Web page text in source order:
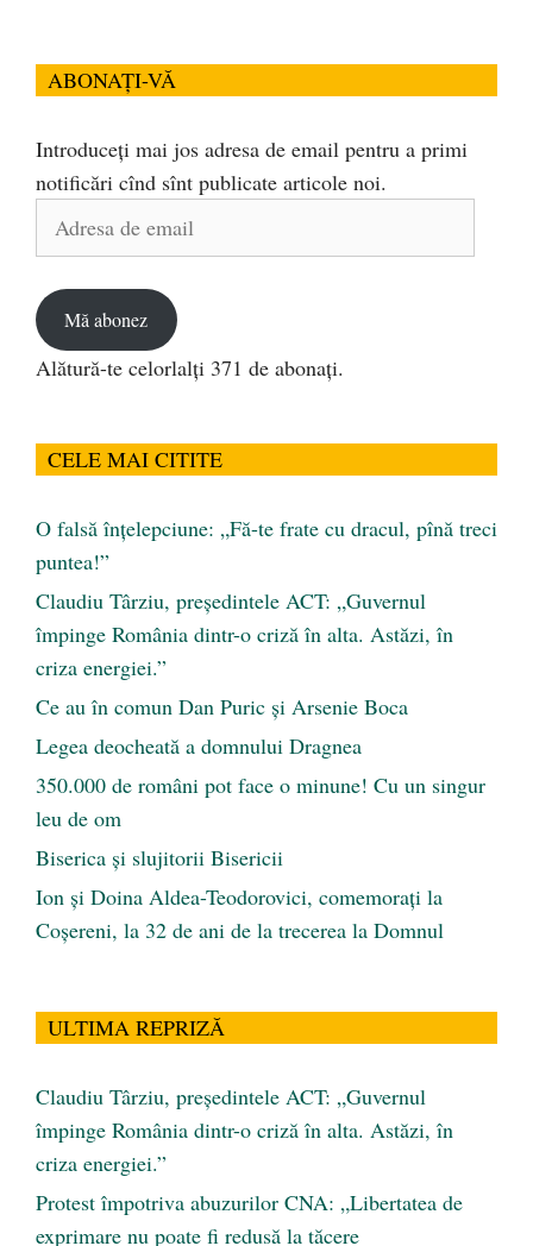
ABONAȚI-VĂ
Introduceți mai jos adresa de email pentru a primi
notificări cînd sînt publicate articole noi.
Adresa
Mă abonez
Alătură-te celorlalți 371 de abonați.
CELE MAI CITITE
O falsă înțelepciune: „Fă-te frate cu dracul, pînă treci
puntea!”
Claudiu Târziu, președintele ACT: „Guvernul
împinge România dintr-o criză în alta. Astăzi, în
criza energiei.”
Ce au în comun Dan Puric şi Arsenie Boca
Legea deocheată a domnului Dragnea
350.000 de români pot face o minune! Cu un singur
leu de om
Biserica și slujitorii Bisericii
Ion și Doina Aldea-Teodorovici, comemorați la
Coșereni, la 32 de ani de la trecerea la Domnul
ULTIMA REPRIZĂ
Claudiu Târziu, președintele ACT: „Guvernul
împinge România dintr-o criză în alta. Astăzi, în
criza energiei.”
Protest împotriva abuzurilor CNA: „Libertatea de
exprimare nu poate fi redusă la tăcere